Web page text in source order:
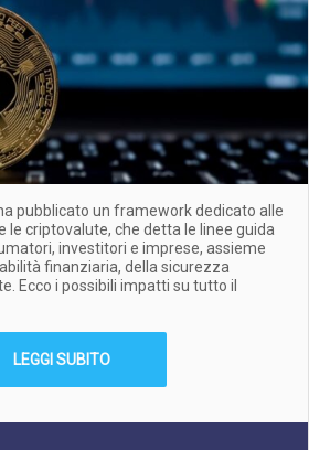
pubblicato un framework dedicato alle
le criptovalute, che detta le linee guida
investitori e imprese, assieme
finanziaria, della sicurezza
Ecco i possibili impatti su tutto il
LEGGI SUBITO